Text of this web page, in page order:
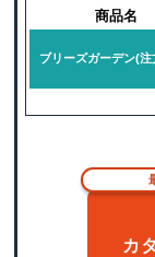
商品名
ブリーズガーデン(注
カ